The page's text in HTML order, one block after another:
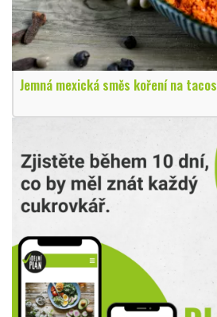
Jemná mexická směs koření na tacos